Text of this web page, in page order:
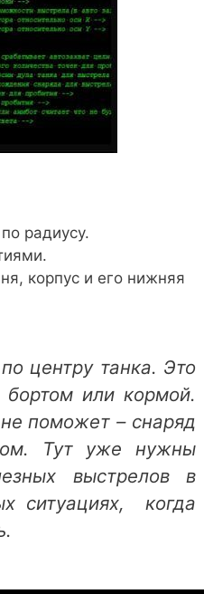
радиусу.
корпус и его нижняя
центру танка. Это
или кормой.
поможет – снаряд
Тут уже нужны
выстрелов в
ситуациях, когда